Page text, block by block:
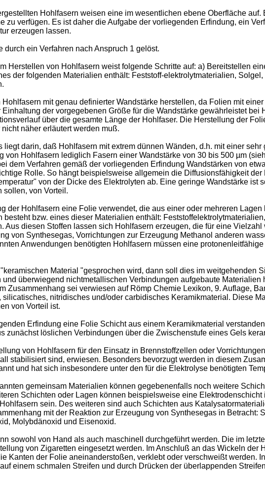
Hohlfasern weisen eine im wesentlichen ebene Oberfläche
zu verfügen. Es ist daher die Aufgabe der vorliegenden Erfindung, ein
erzeugen lassen.
ein Verfahren nach Anspruch 1 gelöst.
Herstellen von Hohlfasern weist folgende Schritte auf: a) Bereitstellen
der folgenden Materialien enthält: Feststoff-elektrolytmaterialien,
mit genau definierter Wandstärke herstellen, da Folien mit
der vorgegebenen Größe für die Wandstärke gewährleistet
über die gesamte Länge der Hohlfaser. Die Herstellung der
näher erläutert werden muß.
liegt darin, daß Hohlfasern mit extrem dünnen Wänden, d.h. mit einer
von Hohlfasern lediglich Fasern einer Wandstärke von 30 bis 500 µm
dem Verfahren gemäß der vorliegenden Erfindung Wandstärken von
Rolle. So hängt beispielsweise allgemein die Diffusionsfähigkeit
von der Dicke des Elektrolyten ab. Eine geringe Wandstärke
sollen, von Vorteil.
der Hohlfasern eine Folie verwendet, die aus einer oder mehreren
bzw. eines dieser Materialien enthält:
Aus diesen Stoffen lassen sich Hohlfasern erzeugen, die für eine
von Synthesegas, Vorrichtungen zur Erzeugung Methanol anderen
Anwendungen benötigten Hohlfasern müssen eine
Material "gesprochen wird, dann soll dies im weitgehenden
überwiegend nichtmetallischen Verbindungen aufgebaute
Zusammenhang sei verwiesen auf Römp Chemie Lexikon, 9. Auflage,
nitridisches und/oder carbidisches Keramikmaterial. Diese
von Vorteil ist.
Erfindung eine Folie Schicht aus einem Keramikmaterial
zunächst löslichen Verbindungen über die Zwischenstufe eines Gels
von Hohlfasern für den Einsatz in Brennstoffzellen oder
stabilisiert sind, erwiesen. Besonders bevorzugt werden in diesem
und hat sich insbesondere unter den für die Elektrolyse benötigten
gemeinsam Materialien können gegebenenfalls noch weitere
Schichten oder Lagen können beispielsweise eine
sein. Des weiteren sind auch Schichten aus
mit der Reaktion zur Erzeugung von Synthesegas in Betracht:
Molybdänoxid und Eisenoxid.
sowohl von Hand als auch maschinell durchgeführt werden. Die im
von Zigaretten eingesetzt werden. Im Anschluß an das Wickeln der
Kanten der Folie aneinanderstoßen, verklebt oder verschweißt werden.
einem schmalen Streifen und durch Drücken der überlappenden